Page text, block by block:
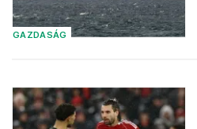
GAZDASÁG